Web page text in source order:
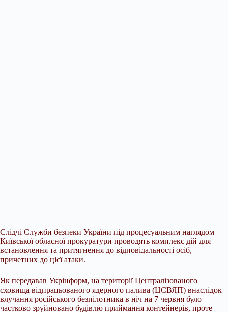
Слідчі Служби безпеки України під процесуальним наглядом
Київської обласної прокуратури проводять комплекс дій для
встановлення та притягнення до відповідальності осіб,
причетних до цієї атаки.
Як передавав Укрінформ, на території Централізованого
сховища відпрацьованого ядерного палива (ЦСВЯП) внаслідок
влучання російського безпілотника в ніч на 7 червня було
частково зруйновано будівлю приймання контейнерів, проте